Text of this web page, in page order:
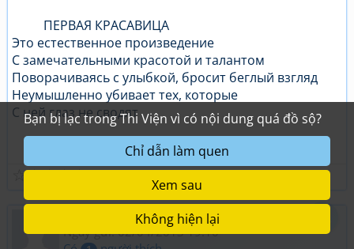
ПЕРВАЯ КРАСАВИЦА
Это естественное произведение
С замечательными красотой и талантом
Поворачиваясь с улыбкой, бросит беглый взгляд
Неумышленно убивает тех, которые
С ней глаз не сводят
NGUYỄN CHÂN 25.07.2004
☆
☆
☆
☆
☆
Nguyễn Chân
Ngày gửi: 02/04/2013 19:10